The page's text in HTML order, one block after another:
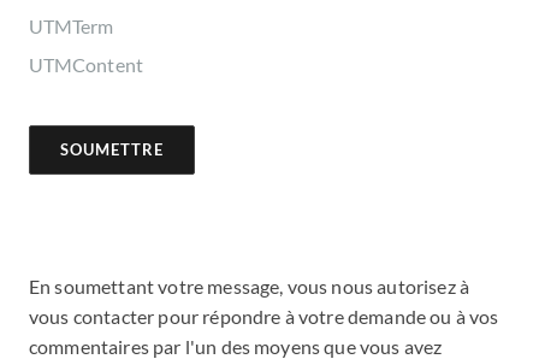
UTMTerm
UTMContent
En soumettant votre message, vous nous autorisez à
vous contacter pour répondre à votre demande ou à vos
commentaires par l'un des moyens que vous avez